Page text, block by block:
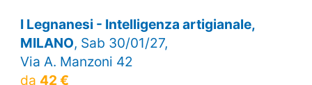
I Legnanesi - Intelligenza artigianale,
MILANO, Sab 30/01/27,
Via A. Manzoni 42
da 42 €